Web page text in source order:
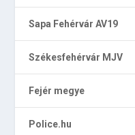
Sapa Fehérvár AV19
Székesfehérvár MJV
Fejér megye
Police.hu